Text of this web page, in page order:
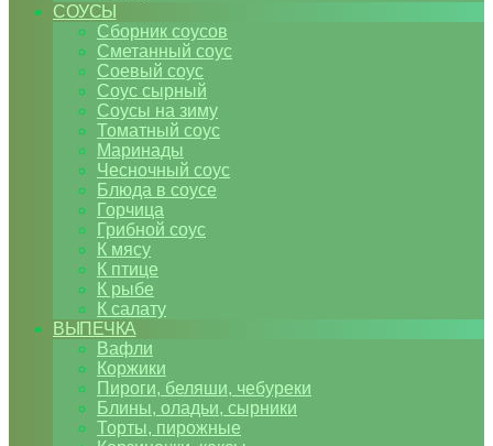
СОУСЫ
Сборник соусов
Сметанный соус
Соевый соус
Соус сырный
Соусы на зиму
Томатный соус
Маринады
Чесночный соус
Блюда в соусе
Горчица
Грибной соус
К мясу
К птице
К рыбе
К салату
ВЫПЕЧКА
Вафли
Коржики
Пироги, беляши, чебуреки
Блины, оладьи, сырники
Торты, пирожные